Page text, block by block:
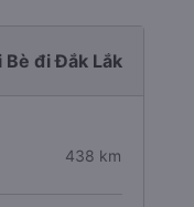
đi Đắk Lắk
438 km